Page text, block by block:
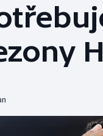
Basketbal
Biatlon